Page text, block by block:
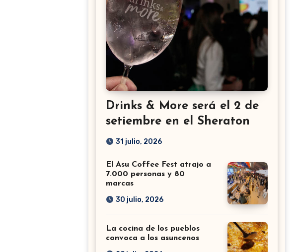
Drinks & More será el 2 de
setiembre en el Sheraton
31 julio, 2026
El Asu Coffee Fest atrajo a
7.000 personas y 80
marcas
30 julio, 2026
La cocina de los pueblos
convoca a los asuncenos